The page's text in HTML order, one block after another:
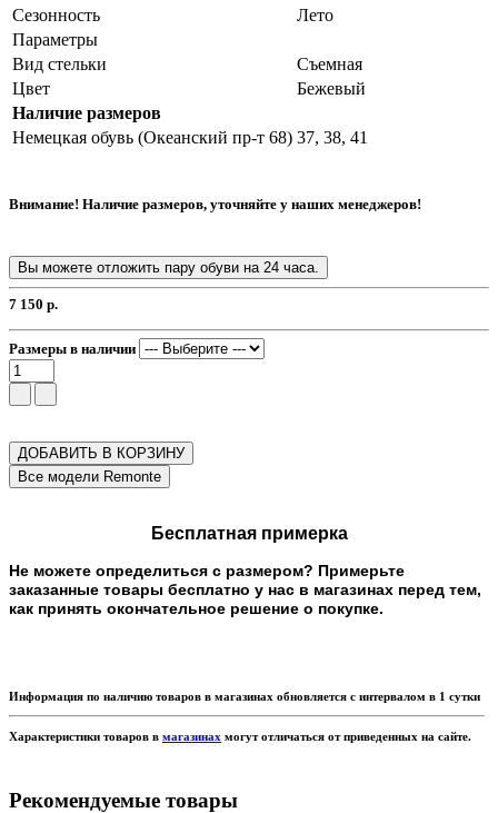
Сезонность
Лето
Параметры
Вид стельки
Съемная
Цвет
Бежевый
Наличие размеров
Немецкая обувь (Океанский пр-т 68) 37, 38, 41
Внимание! Наличие размеров, уточняйте у наших менеджеров!
Вы можете отложить пару обуви на 24 часа.
7 150 р.
Размеры в наличии
ДОБАВИТЬ В КОРЗИНУ
Бесплатная примерка
Не можете определиться с размером? Примерьте
заказанные товары бесплатно у нас в магазинах перед тем,
как принять окончательное решение о покупке.
Информация по наличию товаров в магазинах обновляется с интервалом в 1 сутки
Характеристики товаров в магазинах могут отличаться от приведенных на сайте.
Рекомендуемые товары